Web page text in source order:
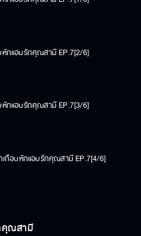
หักแอบรักคุณสามี EP.7[2/6]
หักแอบรักคุณสามี EP.7[3/6]
เกือบหักแอบรักคุณสามี EP.7[4/6]
คุณสามี